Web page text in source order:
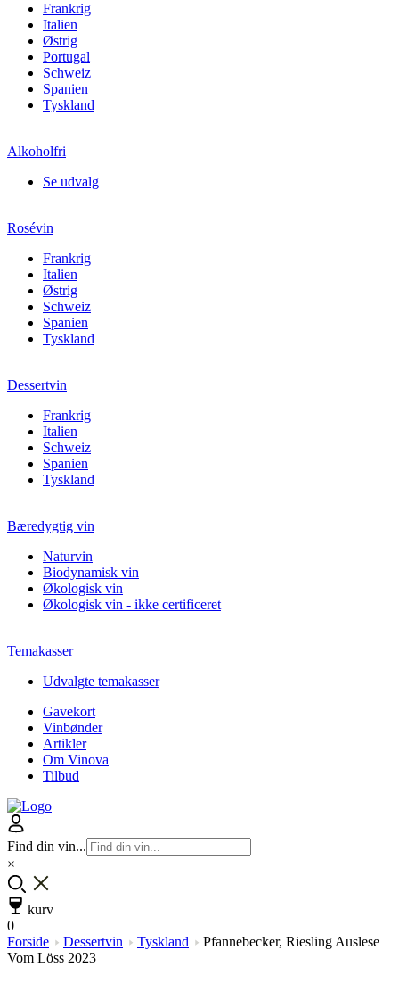
Frankrig
Italien
Østrig
Portugal
Schweiz
Spanien
Tyskland
Alkoholfri
Se udvalg
Rosévin
Frankrig
Italien
Østrig
Schweiz
Spanien
Tyskland
Dessertvin
Frankrig
Italien
Schweiz
Spanien
Tyskland
Bæredygtig vin
Naturvin
Biodynamisk vin
Økologisk vin
Økologisk vin - ikke certificeret
Temakasser
Udvalgte temakasser
Gavekort
Vinbønder
Artikler
Om Vinova
Tilbud
Find din vin...
×
kurv
0
Forside
Dessertvin Tyskland
Pfannebecker, Riesling Auslese
Vom Löss 2023